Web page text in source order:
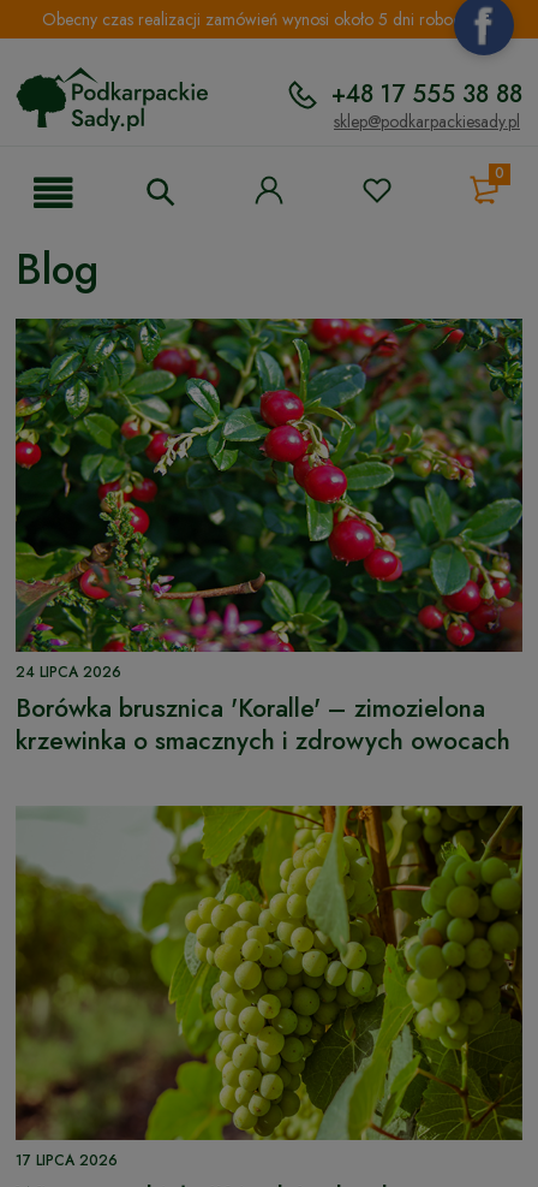
Obecny czas realizacji zamówień wynosi około 5 dni roboczych.
+48 17 555 38 88
sklep@podkarpackiesady.pl
0
Blog
24 LIPCA 2026
Borówka brusznica 'Koralle' – zimozielona
krzewinka o smacznych i zdrowych owocach
17 LIPCA 2026